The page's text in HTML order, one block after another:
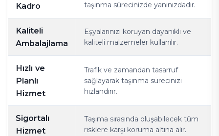
Kadro
taşınma sürecinizde yanınızdadır.
Kaliteli
Ambalajlama
Eşyalarınızı koruyan dayanıklı ve
kaliteli malzemeler kullanılır.
Hızlı ve
Planlı
Hizmet
Trafik ve zamandan tasarruf
sağlayarak taşınma sürecinizi
hızlandırır.
Sigortalı
Hizmet
Taşıma sırasında oluşabilecek tüm
risklere karşı koruma altına alır.